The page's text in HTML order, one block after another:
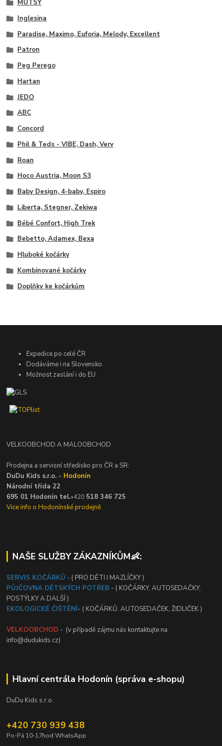
MUTSY
Inglesina
Paradise, Maximo, Euforia, Melody, Excellent
Patron
Peg Perego
Hartan
JEDO
ABC
Concord
Phil & Teds - VIBE, Dash, Verv
Roan
Hoco Austria, Moon S3
Baby Design, 4-baby, Espiro
Liberta, Stegner, Zekiwa
Bébé Confort, High Trek
Bebetto, Adamex, Bexa
Hluboké kočárky
Kombinované kočárky
Doplňky ke kočárkům
Expedice po celé ČR
Dodáváme i na Slovensko
Možnost zaslání i do EU
VELKOOBCHOD A MALOOBCHOD
Prodejna a servisní středisko pro ČR a SR:
DuDu Kids s.r.o. - Hodonín
Národní třída 22
695 01 Hodonín tel.+420 518 346 725
Vice info o Hodonínské prodejně
NAŠE SLUŽBY ZÁKAZNÍKŮM👶:
SERVIS KOČÁRKŮ - ( PRO DĚTI I MAZLÍČKY )
PŮJČOVNA DĚTSKÝCH POTŘEB - ( KOČÁRKY, AUTOSEDAČKY,
POSTÝLKY A DALŠÍ )
EKOLOGICKÉ ČIŠTĚNÍ- ( KOČÁRKŮ, AUTOSEDAČEK, ŽIDLIČEK )
VELKOOBCHOD - (v případě zájmu nás kontaktujte na
info@dudukids.cz)
Hlavní centrála Hodonín (správa e-shopu)
DuDu Kids s.r.o.
+420 730 939 438
Po-Pá 10-17hod WhatsApp